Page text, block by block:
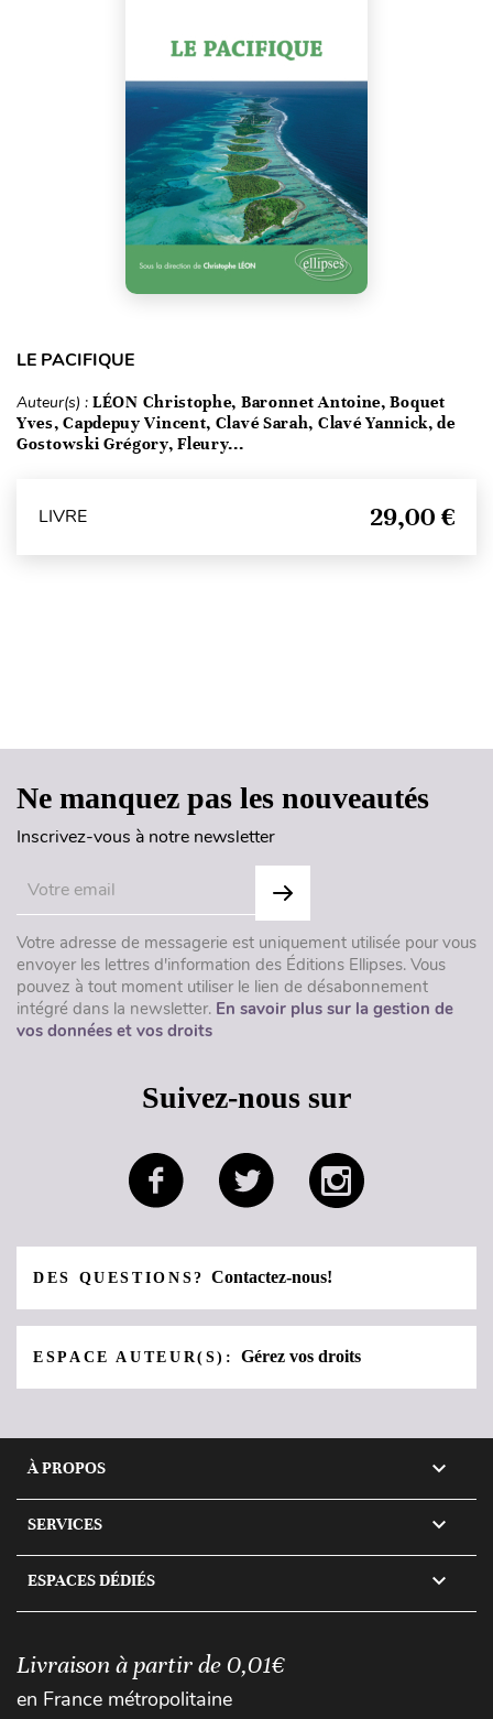
LE PACIFIQUE
Auteur(s) : LÉON Christophe, Baronnet Antoine, Boquet
Yves, Capdepuy Vincent, Clavé Sarah, Clavé Yannick, de
Gostowski Grégory, Fleury...
LIVRE 29,00 €
Ne manquez pas les nouveautés
Inscrivez-vous à notre newsletter
Votre adresse de messagerie est uniquement utilisée pour vous
envoyer les lettres d'information des Éditions Ellipses. Vous
pouvez à tout moment utiliser le lien de désabonnement
intégré dans la newsletter. En savoir plus sur la gestion de
vos données et vos droits
Suivez-nous sur
DES QUESTIONS?Contactez-nous!
ESPACE AUTEUR(S):Gérez vos droits
À PROPOS 
SERVICES 
ESPACES DÉDIÉS 
Livraison à partir de 0,01€
en France métropolitaine